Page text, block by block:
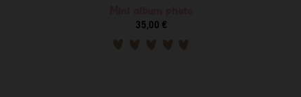
35,00 €